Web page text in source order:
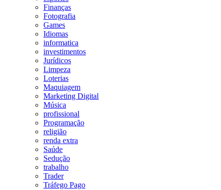
Finanças
Fotografia
Games
Idiomas
informatica
investimentos
Jurídicos
Limpeza
Loterias
Maquiagem
Marketing Digital
Música
profissional
Programação
religião
renda extra
Saúde
Sedução
trabalho
Trader
Tráfego Pago